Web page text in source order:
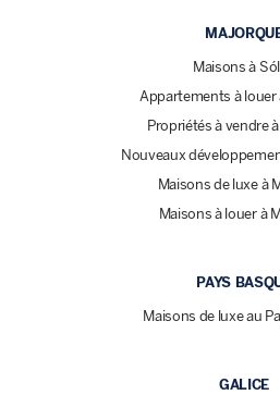
Maisons à
Appartements à louer
Propriétés à vendre
Nouveaux
Maisons de luxe à
Maisons à louer à
PAYS
Maisons de luxe au
GALICE